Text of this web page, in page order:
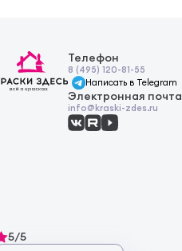
Телефон
8 (495) 120-81-55
Написать в Telegram
Электронная почта
info@kraski-zdes.ru
5/5